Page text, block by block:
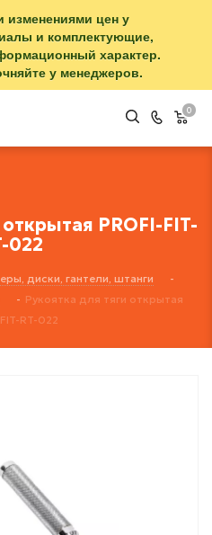
изменениями цен у
и комплектующие,
характер.
у менеджеров.
0
PROFI-FIT-
022
диски, гантели, штанги
-
- Рукоятка для тяги открытая
RT-022